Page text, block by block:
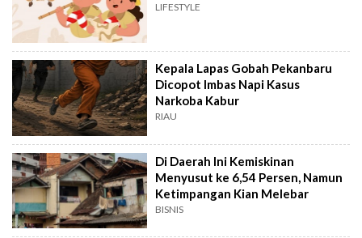
LIFESTYLE
Kepala Lapas Gobah Pekanbaru
Dicopot Imbas Napi Kasus
Narkoba Kabur
RIAU
Di Daerah Ini Kemiskinan
Menyusut ke 6,54 Persen, Namun
Ketimpangan Kian Melebar
BISNIS